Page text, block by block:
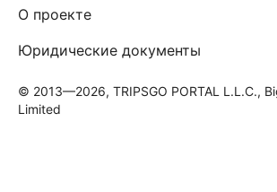
О проекте
Юридические документы
© 2013—2026, TRIPSGO PORTAL L.L.C.,
Limited